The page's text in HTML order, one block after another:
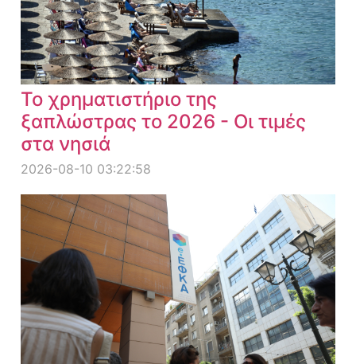
Το χρηματιστήριο της
ξαπλώστρας το 2026 - Οι τιμές
στα νησιά
2026-08-10 03:22:58